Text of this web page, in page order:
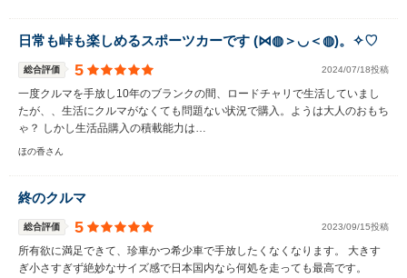
日常も峠も楽しめるスポーツカーです (⋈◍＞◡＜◍)。✧♡
総合評価 5 2024/07/18投稿
一度クルマを手放し10年のブランクの間、ロードチャリで生活していまし
たが、、生活にクルマがなくても問題ない状況で購入。ようは大人のおもち
ゃ？ しかし生活品購入の積載能力は…
ほの香さん
終のクルマ
総合評価 5 2023/09/15投稿
所有欲に満足できて、珍車かつ希少車で手放したくなくなります。 大きす
ぎ小さすぎず絶妙なサイズ感で日本国内なら何処を走っても最高です。